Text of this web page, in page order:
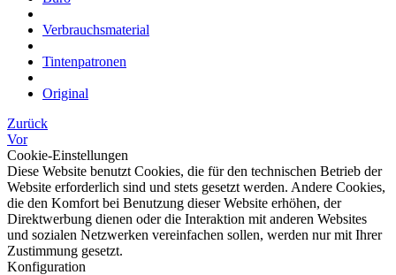
Verbrauchsmaterial
Tintenpatronen
Original
Zurück
Vor
Cookie-Einstellungen
Diese Website benutzt Cookies, die für den technischen Betrieb der
Website erforderlich sind und stets gesetzt werden. Andere Cookies,
die den Komfort bei Benutzung dieser Website erhöhen, der
Direktwerbung dienen oder die Interaktion mit anderen Websites
und sozialen Netzwerken vereinfachen sollen, werden nur mit Ihrer
Zustimmung gesetzt.
Konfiguration